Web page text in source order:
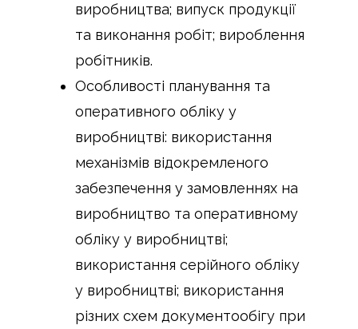
виробництва; випуск продукції
та виконання робіт; вироблення
робітників.
Особливості планування та
оперативного обліку у
виробництві: використання
механізмів відокремленого
забезпечення у замовленнях на
виробництво та оперативному
обліку у виробництві;
використання серійного обліку
у виробництві; використання
різних схем документообігу при